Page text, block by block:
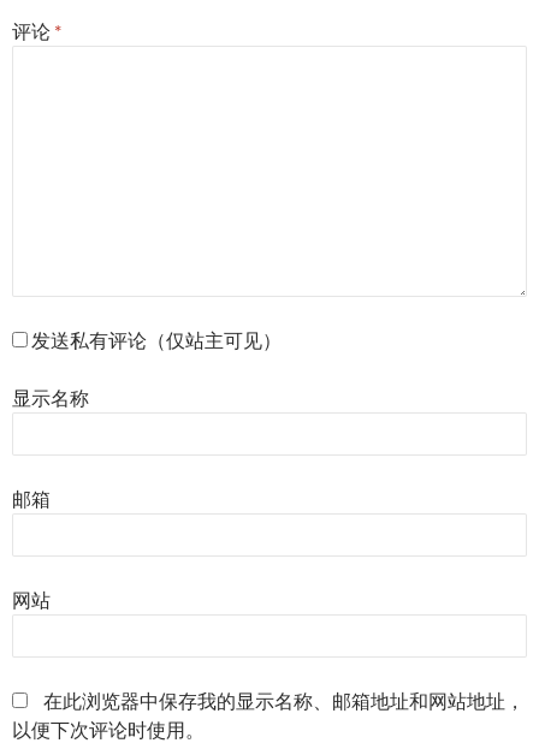
评论 *
发送私有评论（仅站主可见）
显示名称
邮箱
网站
在此浏览器中保存我的显示名称、邮箱地址和网站地址，
以便下次评论时使用。